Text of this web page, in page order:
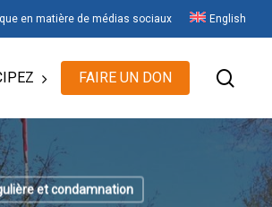
en matière de médias sociaux English
FAIRE UN DON
et condamnation